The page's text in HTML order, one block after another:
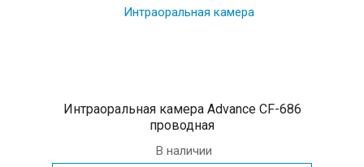
Интраоральная камера Advance CF-686
проводная
В наличии